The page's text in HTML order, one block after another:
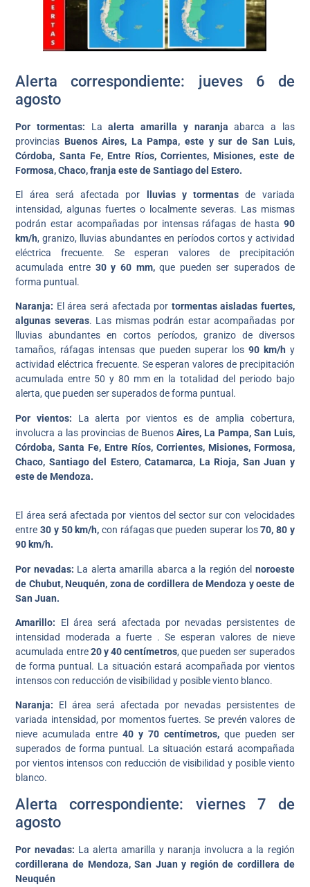
Alerta correspondiente: jueves 6 de
agosto
Por tormentas: Laalerta amarilla y naranjaabarca a las
provincias Buenos Aires, La Pampa, este y sur de San Luis,
Córdoba, Santa Fe, Entre Ríos, Corrientes, Misiones, este de
Formosa, Chaco, franja este de Santiago del Estero.
El área será afectada por lluvias y tormentas de variada
intensidad, algunas fuertes o localmente severas. Las mismas
podrán estar acompañadas por intensas ráfagas de hasta 90
km/h, granizo, lluvias abundantes en períodos cortos y actividad
eléctrica frecuente. Se esperan valores de precipitación
acumulada entre 30 y 60 mm,que pueden ser superados de
forma puntual.
Naranja: El área será afectada por tormentas aisladas fuertes,
algunas severas. Las mismas podrán estar acompañadas por
lluvias abundantes en cortos períodos, granizo de diversos
tamaños, ráfagas intensas que pueden superar los90 km/h y
actividad eléctrica frecuente. Se esperan valores de precipitación
acumulada entre 50 y 80 mm en la totalidad del periodo bajo
alerta, que pueden ser superados de forma puntual.
Por vientos: La alerta por vientos es de amplia cobertura,
involucra a las provincias de Buenos Aires, La Pampa, San Luis,
Córdoba, Santa Fe, Entre Ríos, Corrientes, Misiones, Formosa,
Chaco, Santiago del Estero,Catamarca, La Rioja, San Juan y
este de Mendoza.
El área será afectada por vientos del sector sur con velocidades
entre30 y 50 km/h, con ráfagas que pueden superar los70, 80 y
90 km/h.
Por nevadas: La alerta amarilla abarca a la región del noroeste
de Chubut, Neuquén, zona de cordillera de Mendoza y oeste de
San Juan.
Amarillo: El área será afectada por nevadas persistentes de
intensidad moderada a fuerte . Se esperan valores de nieve
acumulada entre20 y 40 centímetros, que pueden ser superados
de forma puntual. La situación estará acompañada por vientos
intensos con reducción de visibilidad y posible viento blanco.
Naranja: El área será afectada por nevadas persistentes de
variada intensidad, por momentos fuertes. Se prevén valores de
nieve acumulada entre40 y 70 centímetros,que pueden ser
superados de forma puntual. La situación estará acompañada
por vientos intensos con reducción de visibilidad y posible viento
blanco.
Alerta correspondiente: viernes 7 de
agosto
Por nevadas: La alerta amarilla y naranja involucra a la región
cordillerana de Mendoza, San Juan y región de cordillera de
Neuquén